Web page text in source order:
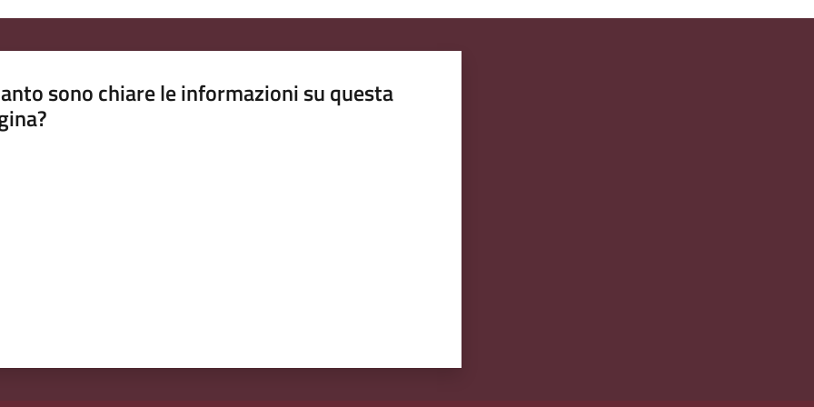
sono chiare le informazioni su questa